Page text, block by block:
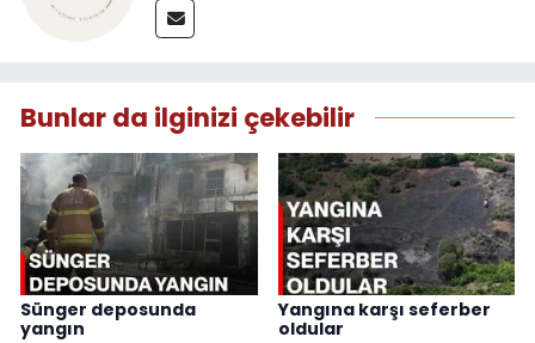
Bunlar da ilginizi çekebilir
Sünger deposunda
yangın
Yangına karşı seferber
oldular